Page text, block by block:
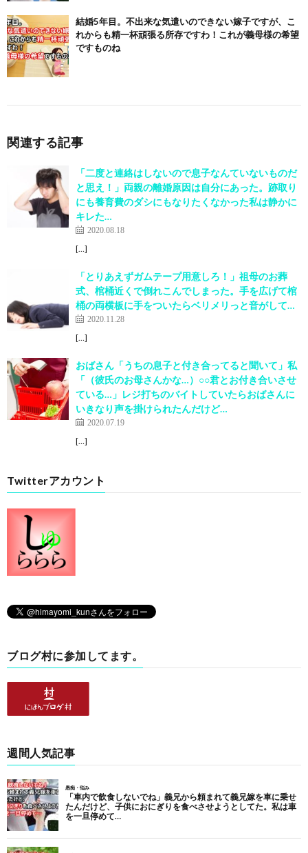
結婚5年目。不出来な気遣いのできない嫁子ですが、こ
れからも精一杯頑張る所存ですわ！これが義母様の希望
ですものね
関連する記事
「二度と連絡はしないので息子なんていないものだ
と思え！」両親の離婚原因は自分にあった。跡取り
にも養育費のダシにもなりたくなかった私は静かに
キレた…
2020.08.18
[…]
「とりあえずガムテープ用意しろ！」祖母のお葬
式、棺桶近くで倒れこんでしまった。手を広げて棺
桶の両横板に手をついたらベリメリっと音がして…
2020.11.28
[…]
おばさん「うちの息子と付き合ってると聞いて」私
「（彼氏のお母さんかな…）○○君とお付き合いさせ
ている…」レジ打ちのバイトしていたらおばさんに
いきなり声を掛けられたんだけど…
2020.07.19
[…]
Twitterアカウント
ブログ村に参加してます。
週間人気記事